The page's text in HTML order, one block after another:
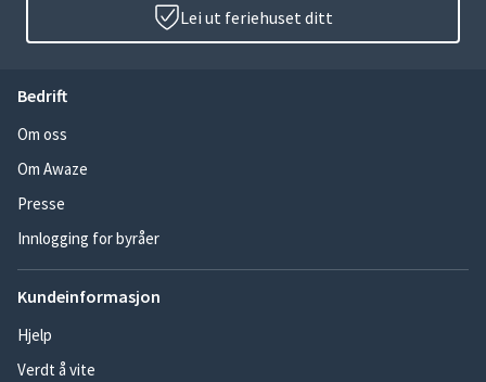
Lei ut feriehuset ditt
Bedrift
Om oss
Om Awaze
Presse
Innlogging for byråer
Kundeinformasjon
Hjelp
Verdt å vite